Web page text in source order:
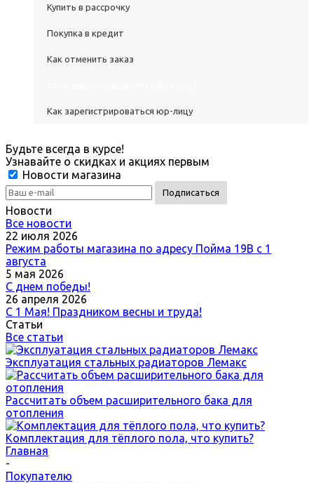
Купить в рассрочку
Покупка в кредит
Как отменить заказ
Как зарегистрироваться юр-лицу
Будьте всегда в курсе!
Узнавайте о скидках и акциях первым
Новости магазина
Новости
Все новости
22 июля 2026
Режим работы магазина по адресу Пойма 19В с 1
августа
5 мая 2026
С днем победы!
26 апреля 2026
С 1 Мая! Праздником весны и труда!
Статьи
Все статьи
Эксплуатация стальных радиаторов Лемакс
Рассчитать объем расширительного бака для
отопления
Комплектация для тёплого пола, что купить?
Главная
-
Покупателю